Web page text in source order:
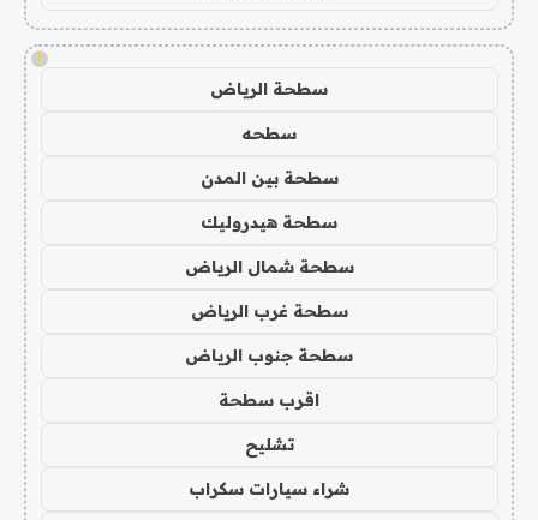
!
سطحة الرياض
سطحه
سطحة بين المدن
سطحة هيدروليك
سطحة شمال الرياض
سطحة غرب الرياض
سطحة جنوب الرياض
اقرب سطحة
تشليح
شراء سيارات سكراب